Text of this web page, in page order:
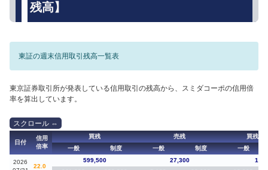
残高】
東証の週末信用取引残高一覧表
東京証券取引所が発表している信用取引の残高から、スミダコーポの信用倍
率を算出しています。
日付
信用
倍率
買残 売残
買残（
一般
制度 一般 制度 一般
2026
22.0
599,500 27,300